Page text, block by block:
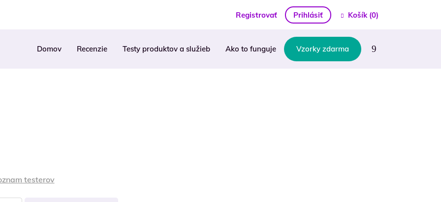
Registrovať Prihlásiť Košík (0)
Domov Recenzie Testy produktov a služieb Ako to funguje Vzorky zdarma
testerov